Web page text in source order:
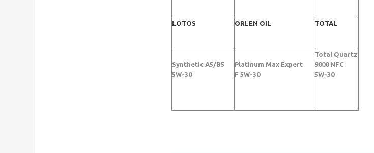
LOTOS ORLEN OIL TOTAL
Synthetic A5/B5
5W-30
Platinum Max Expert
F 5W-30
Total Quartz
9000 NFC
5W-30